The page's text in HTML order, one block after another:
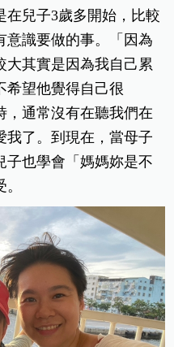
在兒子3歲多開始，比較
意識要做的事。「因為
大其實是因為我自己累
希望他覺得自己很
，通常沒有在聽我們在
我了。到現在，當母子
子也學會「媽媽妳是不